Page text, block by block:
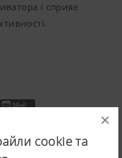
×
cookie та
і сприяє